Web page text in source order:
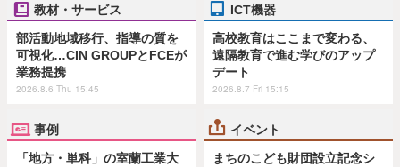
教材・サービス
部活動地域移行、指導の質を
可視化…CIN GROUPとFCEが
業務提携
2026.8.6 Thu 15:45
ICT機器
高校教育はここまで変わる、
遠隔教育で進む学びのアップ
デート
2026.8.7 Fri 15:15
事例
「地方・単科」の室蘭工業大
イベント
まちのこども財団設立記念シ